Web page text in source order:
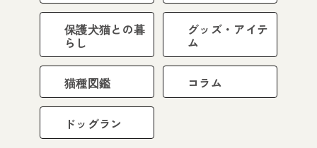
保護犬猫との暮
らし
グッズ・アイテ
ム
猫種図鑑 コラム
ドッグラン